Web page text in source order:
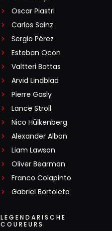
Oscar Piastri
Carlos Sainz
Sergio Pérez
Esteban Ocon
Valtteri Bottas
Arvid Lindblad
Pierre Gasly
Lance Stroll
Nico Hülkenberg
Alexander Albon
Liam Lawson
Oliver Bearman
Franco Colapinto
Gabriel Bortoleto
LEGENDARISCHE
COUREURS